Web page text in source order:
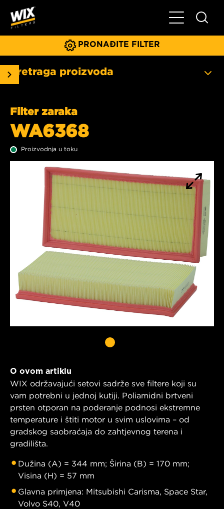
Glavni meni
PRONAĐITE FILTER
Pretraga proizvoda
Filter zaraka
WA6368
Proizvodnja u toku
O ovom artiklu
WIX održavajući setovi sadrže sve filtere koji su
vam potrebni u jednoj kutiji. Poliamidni brtveni
prsten otporan na poderanje podnosi ekstremne
temperature i štiti motor u svim uslovima – od
gradskog saobraćaja do zahtjevnog terena i
gradilišta.
Dužina (A) = 344 mm; Širina (B) = 170 mm;
Visina (H) = 57 mm
Glavna primjena: Mitsubishi Carisma, Space Star,
Volvo S40, V40